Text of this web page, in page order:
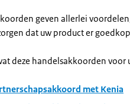
geven allerlei
dat uw product er
deze handelsakkoorden voor
met Kenia